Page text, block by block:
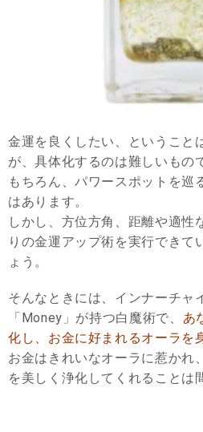
金運を良くしたい、ということ
が、具体化するのは難しいもの
もちろん、パワースポットを巡
はあります。
しかし、方位方角、距離や適性
りの金運アップ術を実行できて
ょう。
そんなときには、インナーチャ
「Money」が持つ白魔術で、 あ
化し、お金に好まれるオーラを
お金はきれいなオーラに惹かれ
を美しく浄化してくれることは